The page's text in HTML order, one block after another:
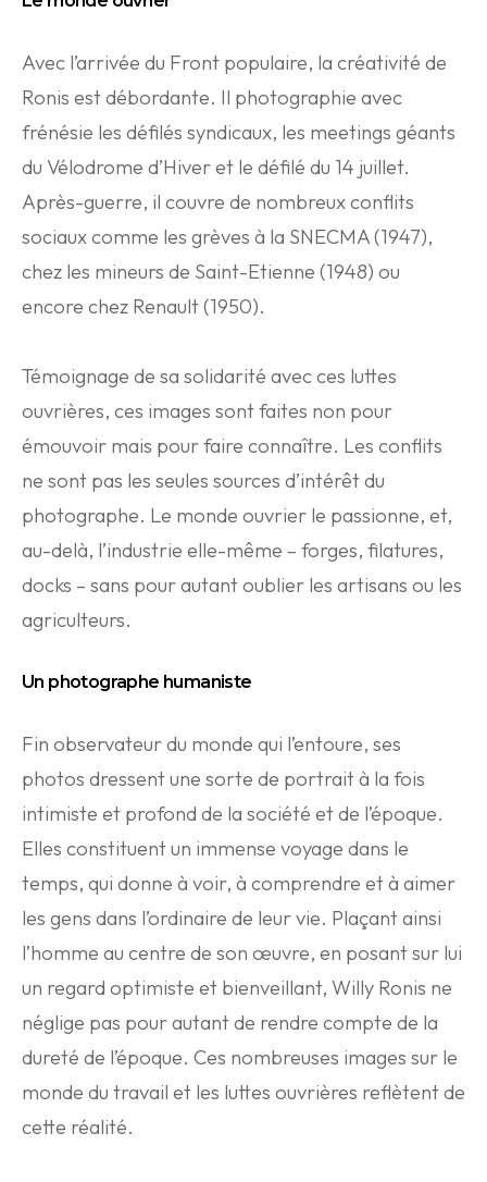
Avec l’arrivée du Front populaire, la créativité de
Ronis est débordante. Il photographie avec
frénésie les défilés syndicaux, les meetings géants
du Vélodrome d’Hiver et le défilé du 14 juillet.
Après-guerre, il couvre de nombreux conflits
sociaux comme les grèves à la SNECMA (1947),
chez les mineurs de Saint-Etienne (1948) ou
encore chez Renault (1950).
Témoignage de sa solidarité avec ces luttes
ouvrières, ces images sont faites non pour
émouvoir mais pour faire connaître. Les conflits
ne sont pas les seules sources d’intérêt du
photographe. Le monde ouvrier le passionne, et,
au-delà, l’industrie elle-même – forges, filatures,
docks – sans pour autant oublier les artisans ou les
agriculteurs.
Un photographe humaniste
Fin observateur du monde qui l’entoure, ses
photos dressent une sorte de portrait à la fois
intimiste et profond de la société et de l’époque.
Elles constituent un immense voyage dans le
temps, qui donne à voir, à comprendre et à aimer
les gens dans l’ordinaire de leur vie. Plaçant ainsi
l’homme au centre de son œuvre, en posant sur lui
un regard optimiste et bienveillant, Willy Ronis ne
néglige pas pour autant de rendre compte de la
dureté de l’époque. Ces nombreuses images sur le
monde du travail et les luttes ouvrières reflètent de
cette réalité.